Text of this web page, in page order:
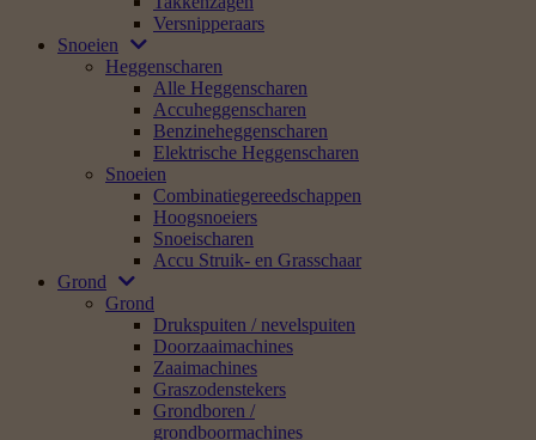
Versnipperaars
Snoeien
Heggenscharen
Alle Heggenscharen
Accuheggenscharen
Benzineheggenscharen
Elektrische Heggenscharen
Snoeien
Combinatiegereedschappen
Hoogsnoeiers
Snoeischaren
Accu Struik- en Grasschaar
Grond
Grond
Drukspuiten / nevelspuiten
Doorzaaimachines
Zaaimachines
Graszodenstekers
Grondboren /
grondboormachines